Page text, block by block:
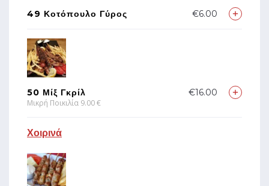
49 Κοτόπουλο Γύρος €6.00
50 Μίξ Γκρίλ
Μικρή Ποικιλία 9.00 €
€16.00
Χοιρινά